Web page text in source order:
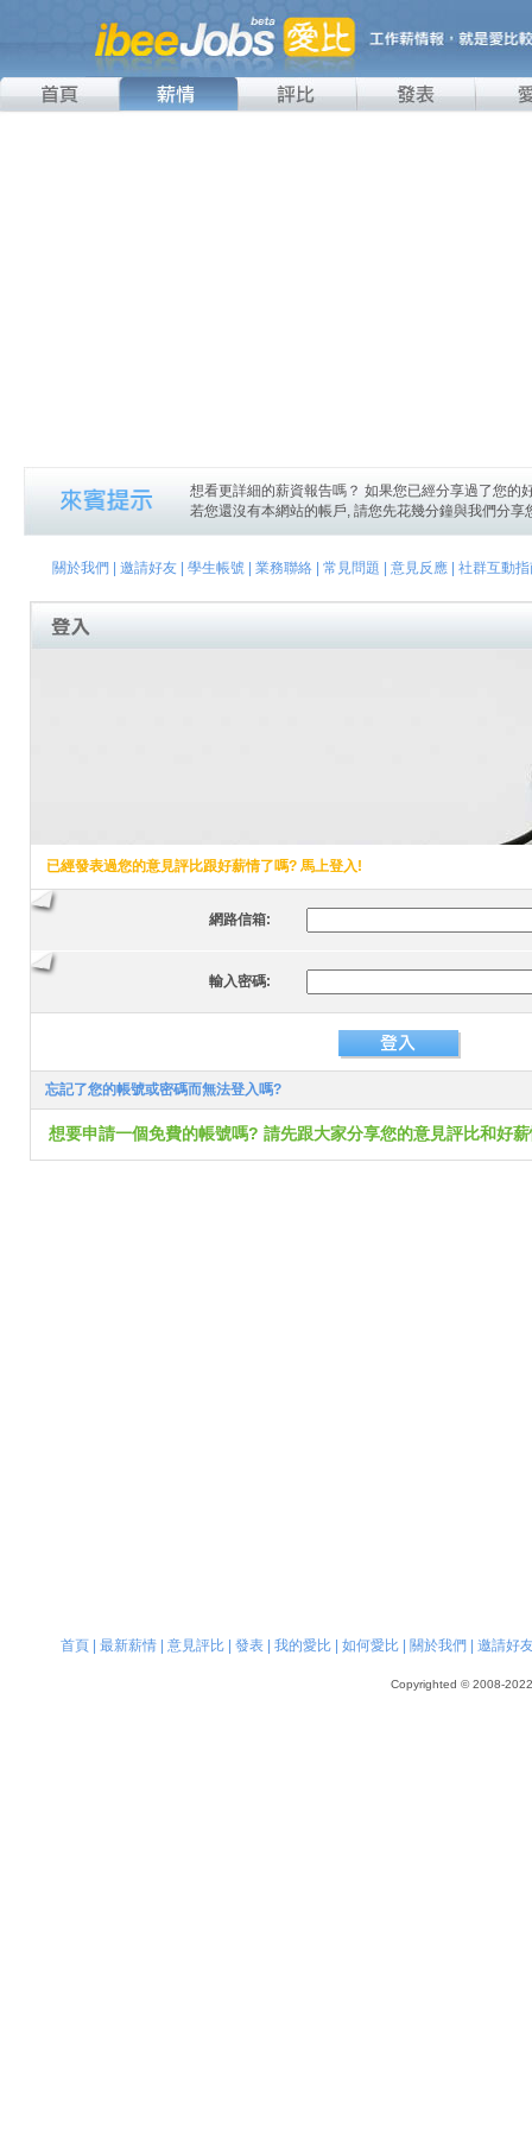
想看更詳細的薪資報告嗎？ 如果您已經分享過了您的
若您還沒有本網站的帳戶, 請您先花幾分鐘與我們分
關於我們 邀請好友| 學生帳號| 業務聯絡| 常見問題 意見反應| 社群互動指
已經發表過您的意見評比跟好薪情了嗎? 馬上登入!
網路信箱:
輸入密碼:
忘記了您的帳號或密碼而無法登入嗎?
想要申請一個免費的帳號嗎? 請先跟大家分享您的意見評比和好
首頁| 最新薪情| 意見評比| 發表| 我的愛比| 如何愛比| 關於我們 邀請好
Copyrighted © 2008-